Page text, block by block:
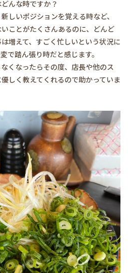
んな時ですか？
しいポジションを覚える時など、
ことがたくさんあるのに、どんど
増えて、すごく忙しいという状況に
で踏ん張り時だと感じます。
くなったらその度、店長や他のス
しく教えてくれるので助かっていま